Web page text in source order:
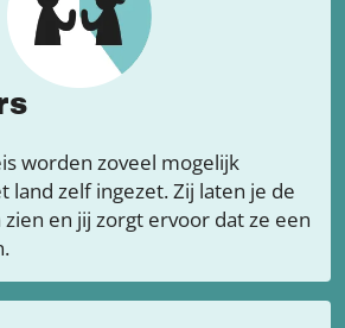
worden zoveel mogelijk
land zelf ingezet. Zij laten je de
en jij zorgt ervoor dat ze een